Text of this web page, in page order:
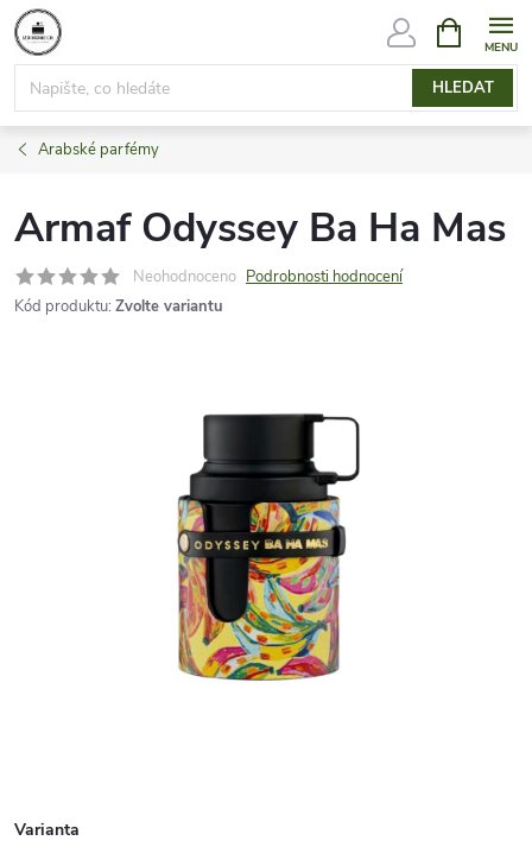
Přejít
na
obsah
HLEDAT
NÁKUPNÍ
KOŠÍK
Arabské parfémy
Armaf Odyssey Ba Ha Mas
Neohodnoceno Podrobnosti hodnocení
Kód produktu: Zvolte variantu
Varianta